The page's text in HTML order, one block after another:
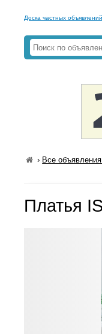
Доска частных объявлений
› Все
Платья